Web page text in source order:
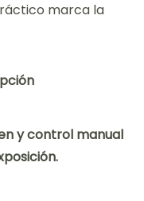
marca la
y control manual